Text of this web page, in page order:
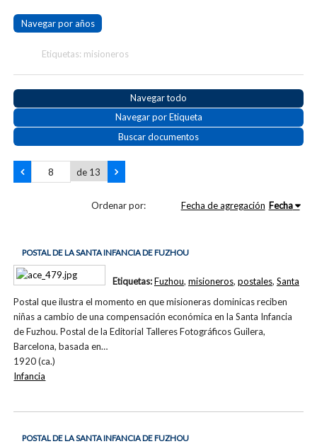
Navegar por años
Etiquetas: misioneros
Navegar todo
Navegar por Etiqueta
Buscar documentos
de 13
Ordenar por: Fecha de agregación Fecha
POSTAL DE LA SANTA INFANCIA DE FUZHOU
Postal que ilustra el momento en que misioneras dominicas reciben
niñas a cambio de una compensación económica en la Santa Infancia
de Fuzhou. Postal de la Editorial Talleres Fotográficos Guilera,
Barcelona, basada en…
1920 (ca.)
Etiquetas:Fuzhou, misioneros, postales, Santa
Infancia
POSTAL DE LA SANTA INFANCIA DE FUZHOU